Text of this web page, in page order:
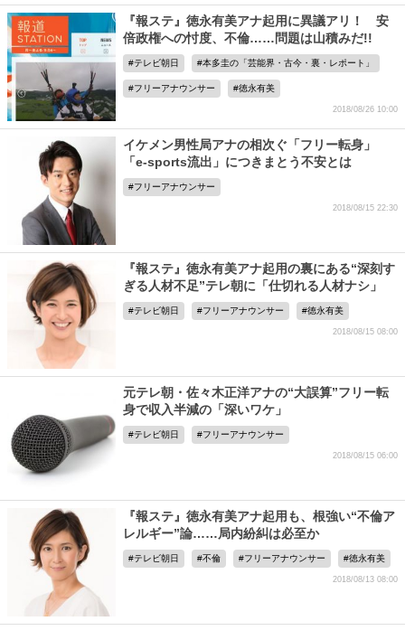
『報ステ』徳永有美アナ起用に異議アリ！ 安
倍政権への忖度、不倫……問題は山積みだ!!
テレビ朝日 本多圭の「芸能界・古今・裏・レポート」
フリーアナウンサー 徳永有美
2018/08/26 10:00
イケメン男性局アナの相次ぐ「フリー転身」
「e-sports流出」につきまとう不安とは
フリーアナウンサー
2018/08/15 22:30
『報ステ』徳永有美アナ起用の裏にある“深刻す
ぎる人材不足”テレ朝に「仕切れる人材ナシ」
テレビ朝日 フリーアナウンサー 徳永有美
2018/08/15 08:00
元テレ朝・佐々木正洋アナの“大誤算”フリー転
身で収入半減の「深いワケ」
テレビ朝日 フリーアナウンサー
2018/08/15 06:00
『報ステ』徳永有美アナ起用も、根強い“不倫ア
レルギー”論……局内紛糾は必至か
テレビ朝日 不倫 フリーアナウンサー 徳永有美
2018/08/13 08:00